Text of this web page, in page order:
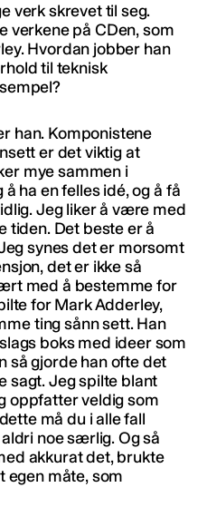
verk skrevet til seg.
verkene på CDen, som
Hvordan jobber han
til teknisk
han. Komponistene
er det viktig at
mye sammen i
ha en felles idé, og å få
Jeg liker å være med
tiden. Det beste er å
synes det er morsomt
det er ikke så
med å bestemme for
for Mark Adderley,
ting sånn sett. Han
boks med ideer som
så gjorde han ofte det
sagt. Jeg spilte blant
oppfatter veldig som
må du i alle fall
noe særlig. Og så
akkurat det, brukte
egen måte, som